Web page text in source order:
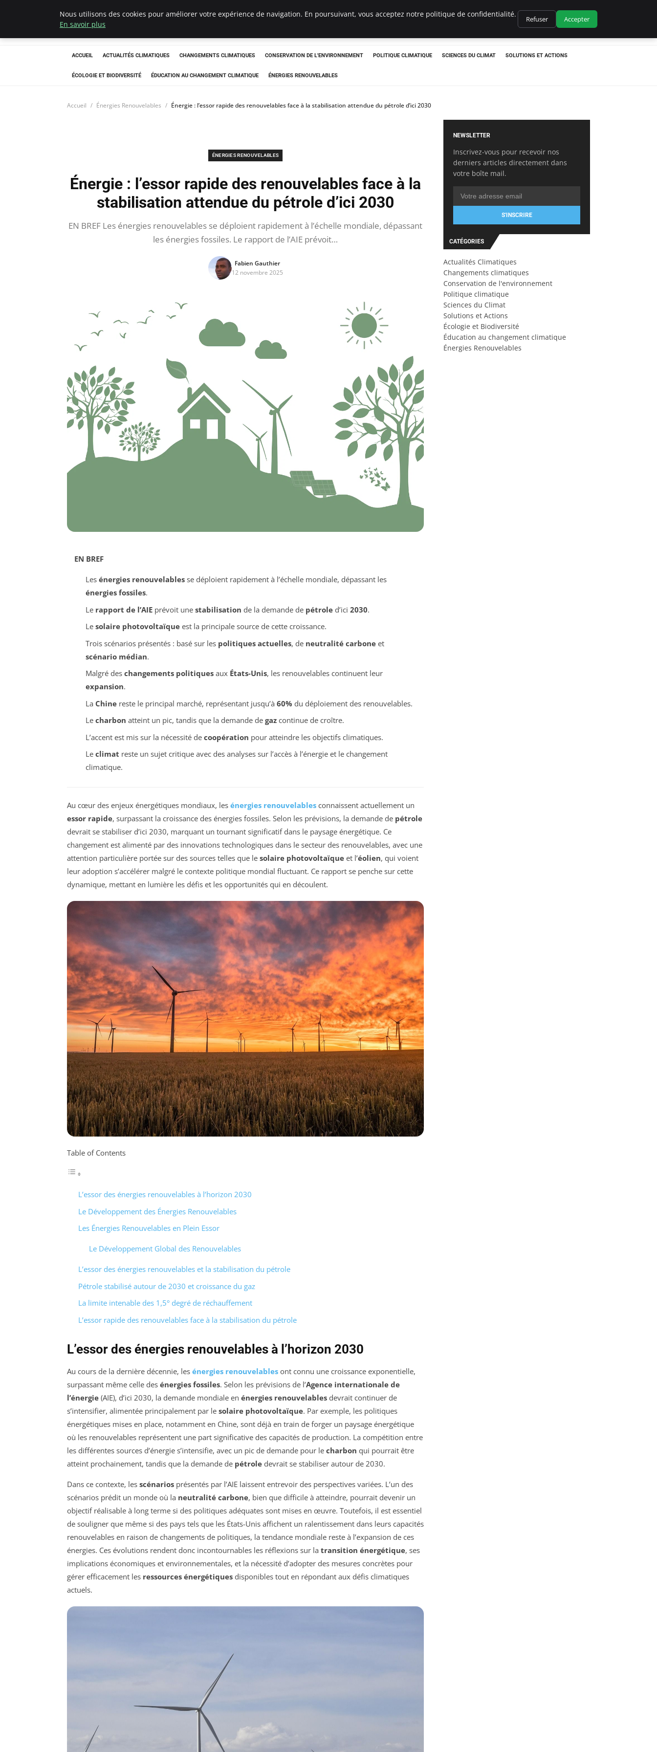
Climatedebtagents
ACCUEIL ACTUALITÉS CLIMATIQUES CHANGEMENTS CLIMATIQUES CONSERVATION DE L'ENVIRONNEMENT POLITIQUE CLIMATIQUE SCIENCES DU CLIMAT SOLUTIONS ET ACTIONS
ÉCOLOGIE ET BIODIVERSITÉ ÉDUCATION AU CHANGEMENT CLIMATIQUE ÉNERGIES RENOUVELABLES
Accueil Énergies Renouvelables Énergie : l’essor rapide des renouvelables face à la stabilisation attendue du pétrole d’ici 2030
ÉNERGIES RENOUVELABLES
Énergie : l’essor rapide des renouvelables face à la
stabilisation attendue du pétrole d’ici 2030
EN BREF Les énergies renouvelables se déploient rapidement à l’échelle mondiale, dépassant
les énergies fossiles. Le rapport de l’AIE prévoit…
Fabien Gauthier
12 novembre 2025
EN BREF
Les énergies renouvelablesse déploient rapidement à l’échelle mondiale, dépassant les
énergies fossiles.
Le rapport de l’AIEprévoit une stabilisation de la demande de pétroled’ici 2030.
Le solaire photovoltaïqueest la principale source de cette croissance.
Trois scénarios présentés : basé sur les politiques actuelles, de neutralité carboneet
scénario médian.
Malgré des changements politiquesaux États-Unis, les renouvelables continuent leur
expansion.
La Chinereste le principal marché, représentant jusqu’à 60% du déploiement des renouvelables.
Le charbon atteint un pic, tandis que la demande de gazcontinue de croître.
L’accent est mis sur la nécessité de coopération pour atteindre les objectifs climatiques.
Le climat reste un sujet critique avec des analyses sur l’accès à l’énergie et le changement
climatique.
Au cœur des enjeux énergétiques mondiaux, les énergies renouvelables connaissent actuellement un
essor rapide, surpassant la croissance des énergies fossiles. Selon les prévisions, la demande de pétrole
devrait se stabiliser d’ici 2030, marquant un tournant significatif dans le paysage énergétique. Ce
changement est alimenté par des innovations technologiques dans le secteur des renouvelables, avec une
attention particulière portée sur des sources telles que le solaire photovoltaïque et l’éolien, qui voient
leur adoption s’accélérer malgré le contexte politique mondial fluctuant. Ce rapport se penche sur cette
dynamique, mettant en lumière les défis et les opportunités qui en découlent.
Table of Contents
L’essor des énergies renouvelables à l’horizon 2030
Le Développement des Énergies Renouvelables
Les Énergies Renouvelables en Plein Essor
Le Développement Global des Renouvelables
L’essor des énergies renouvelables et la stabilisation du pétrole
Pétrole stabilisé autour de 2030 et croissance du gaz
La limite intenable des 1,5° degré de réchauffement
L’essor rapide des renouvelables face à la stabilisation du pétrole
L’essor des énergies renouvelables à l’horizon 2030
Au cours de la dernière décennie, les énergies renouvelables ont connu une croissance exponentielle,
surpassant même celle des énergies fossiles. Selon les prévisions de l’Agence internationale de
l’énergie (AIE), d’ici 2030, la demande mondiale en énergies renouvelables devrait continuer de
s’intensifier, alimentée principalement par le solaire photovoltaïque. Par exemple, les politiques
énergétiques mises en place, notamment en Chine, sont déjà en train de forger un paysage énergétique
où les renouvelables représentent une part significative des capacités de production. La compétition entre
les différentes sources d’énergie s’intensifie, avec un pic de demande pour le charbon qui pourrait être
atteint prochainement, tandis que la demande de pétrole devrait se stabiliser autour de 2030.
Dans ce contexte, les scénarios présentés par l’AIE laissent entrevoir des perspectives variées. L’un des
scénarios prédit un monde où la neutralité carbone, bien que difficile à atteindre, pourrait devenir un
objectif réalisable à long terme si des politiques adéquates sont mises en œuvre. Toutefois, il est essentiel
de souligner que même si des pays tels que les États-Unis affichent un ralentissement dans leurs capacités
renouvelables en raison de changements de politiques, la tendance mondiale reste à l’expansion de ces
énergies. Ces évolutions rendent donc incontournables les réflexions sur la transition énergétique, ses
implications économiques et environnementales, et la nécessité d’adopter des mesures concrètes pour
gérer efficacement les ressources énergétiques disponibles tout en répondant aux défis climatiques
actuels.
NEWSLETTER
Inscrivez-vous pour recevoir nos
derniers articles directement dans
votre boîte mail.
S'INSCRIRE
CATÉGORIES
Actualités Climatiques
Changements climatiques
Conservation de l'environnement
Politique climatique
Sciences du Climat
Solutions et Actions
Écologie et Biodiversité
Éducation au changement climatique
Énergies Renouvelables
Nous utilisons des cookies pour améliorer votre expérience de navigation. En poursuivant, vous acceptez notre politique de confidentialité.
En savoir plus
Refuser Accepter